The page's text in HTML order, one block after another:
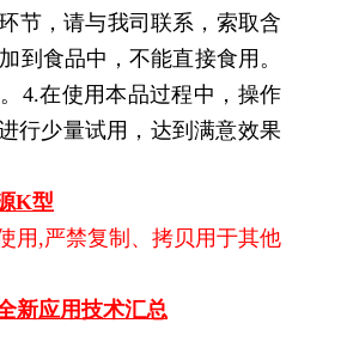
节，请与我司联系，索取含
到食品中，不能直接食用。
4.在使用本品过程中，操作
行少量试用，达到满意效果
K型
用,严禁复制、拷贝用于其他
新应用技术汇总